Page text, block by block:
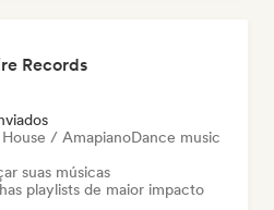
Records
/ AmapianoDance music
suas músicas
playlists de maior impacto